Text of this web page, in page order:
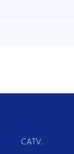
CATV.